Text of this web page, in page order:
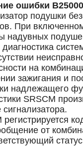
ошибки
подушки
При
надувных
на
зажигания и
надлежащего
SRSCM
регистрируется
от